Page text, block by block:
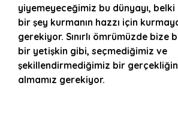
yiyemeyeceğimiz bu dünyayı,
bir şey kurmanın hazzı için
gerekiyor. Sınırlı ömrümüzde bize
bir yetişkin gibi, seçmediğimiz ve
şekillendirmediğimiz bir
almamız gerekiyor.